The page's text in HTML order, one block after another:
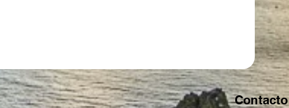
Contacto